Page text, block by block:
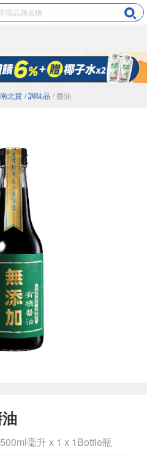
北貨 / 調味品 / 醬油
毫升 x 1 x 1Bottle瓶